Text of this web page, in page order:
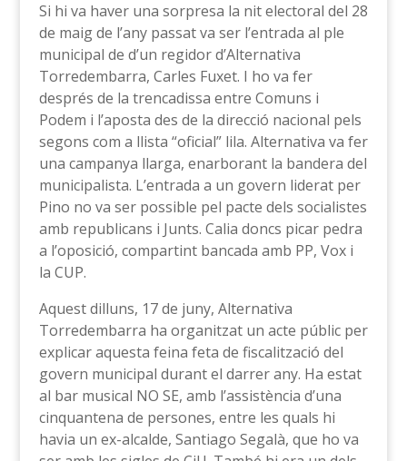
Si hi va haver una sorpresa la nit electoral del 28
de maig de l’any passat va ser l’entrada al ple
municipal de d’un regidor d’Alternativa
Torredembarra, Carles Fuxet. I ho va fer
després de la trencadissa entre Comuns i
Podem i l’aposta des de la direcció nacional pels
segons com a llista “oficial” lila. Alternativa va fer
una campanya llarga, enarborant la bandera del
municipalista. L’entrada a un govern liderat per
Pino no va ser possible pel pacte dels socialistes
amb republicans i Junts. Calia doncs picar pedra
a l’oposició, compartint bancada amb PP, Vox i
la CUP.
Aquest dilluns, 17 de juny, Alternativa
Torredembarra ha organitzat un acte públic per
explicar aquesta feina feta de fiscalització del
govern municipal durant el darrer any. Ha estat
al bar musical NO SE, amb l’assistència d’una
cinquantena de persones, entre les quals hi
havia un ex-alcalde, Santiago Segalà, que ho va